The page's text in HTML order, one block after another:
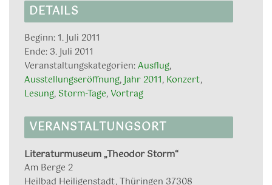
DETAILS
Beginn: 1. Juli 2011
Ende: 3. Juli 2011
Veranstaltungskategorien:Ausflug,
Ausstellungseröffnung,Jahr 2011, Konzert,
Lesung, Storm-Tage, Vortrag
VERANSTALTUNGSORT
Literaturmuseum „Theodor Storm“
Am Berge 2
Heilbad Heiligenstadt,Thüringen 37308